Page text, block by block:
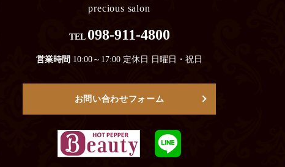
precious salon
TEL 098-911-4800
営業時間 10:00～17:00 定休日 日曜日・祝日
お問い合わせフォーム